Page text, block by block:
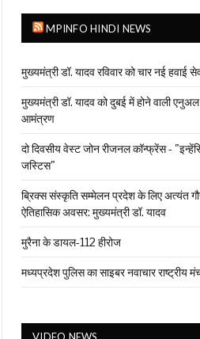
MPINFO HINDI NEWS
मुख्यमंत्री डॉ. यादव रविवार को चार नई हवाई
मुख्यमंत्री डॉ. यादव को दुबई में होने वाली
आमंत्रण
दो दिवसीय वेस्ट जोन रीजनल कॉन्फ्रेंस -
जस्टिस"
ब्रिक्स संस्कृति सम्मेलन प्रदेश के लिए अत्यंत
ऐतिहासिक अवसर: मुख्यमंत्री डॉ. यादव
मुरैना के डायल-112 हीरोज
मध्यप्रदेश पुलिस का साइबर नवाचार राष्ट्रीय